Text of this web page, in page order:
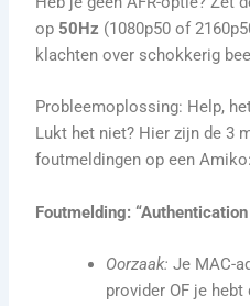
op 50Hz (1080p50 of
klachten over schokkerig
Probleemoplossing: Help,
Lukt het niet? Hier zijn de 3
foutmeldingen op een Amiko:
Foutmelding:
Oorzaak: Je MAC-
provider OF je hebt